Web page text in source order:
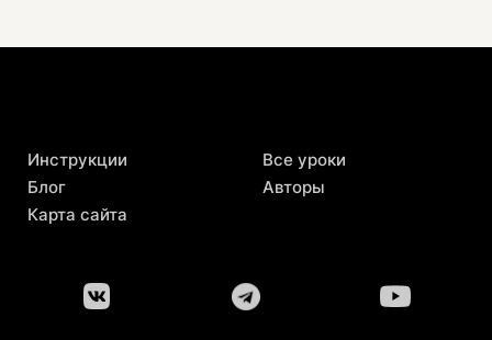
Инструкции
Блог
Карта сайта
Все уроки
Авторы